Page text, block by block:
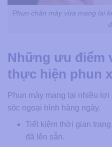
Phun chân mày vừa mang lại
Những ưu điểm
thực hiện phun
Phun mày mang lại nhiều
sóc ngoại hình hàng ngày.
Tiết kiệm thời gian
đã lên sẵn.